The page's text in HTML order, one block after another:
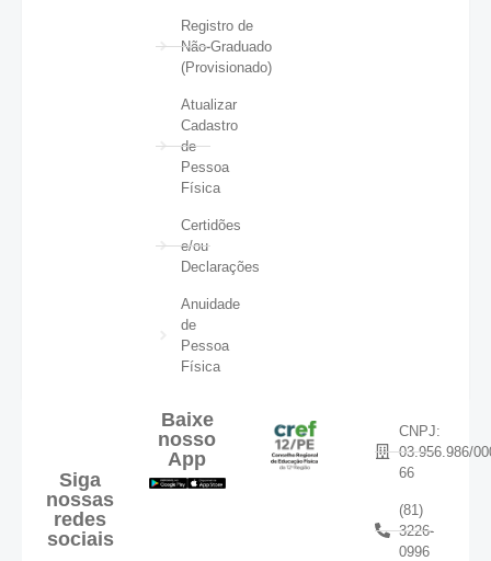
Registro de
Não-Graduado
(Provisionado)
Atualizar
Cadastro
de
Pessoa
Física
Certidões
e/ou
Declarações
Anuidade
de
Pessoa
Física
Siga
nossas
redes
sociais
Baixe
nosso
App
CNPJ:
03.956.986/
66
(81)
3226-
0996